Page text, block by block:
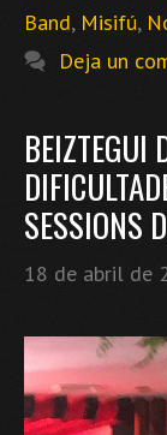
Band, Misifú,
Deja un
BEIZTEGUI
SESSIONS
18 de abril de